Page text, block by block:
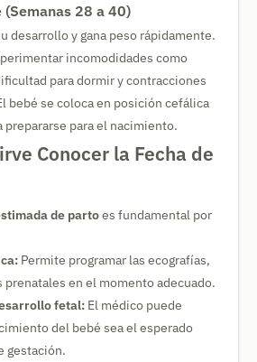
(Semanas 28 a 40)
desarrollo y gana peso rápidamente.
incomodidades como
para dormir y contracciones
bebé se coloca en posición cefálica
prepararse para el nacimiento.
Conocer la Fecha de
de partoes fundamental por
Permite programar las ecografías,
en el momento adecuado.
fetal: El médico puede
del bebé sea el esperado
gestación.